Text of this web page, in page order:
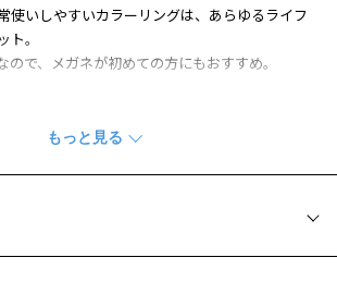
使いしやすいカラーリングは、あらゆるライフ
。
ので、メガネが初めての方にもおすすめ。